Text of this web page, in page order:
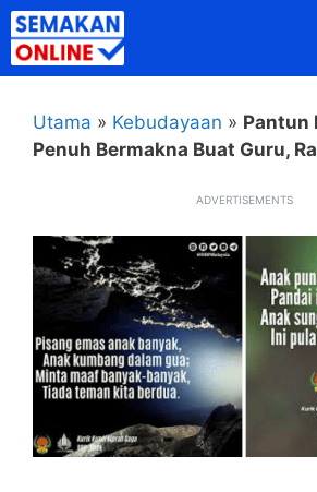
Skip
to
content
Utama » Kebudayaan » Pantun
Penuh Bermakna Buat Guru,
ADVERTISEMENTS